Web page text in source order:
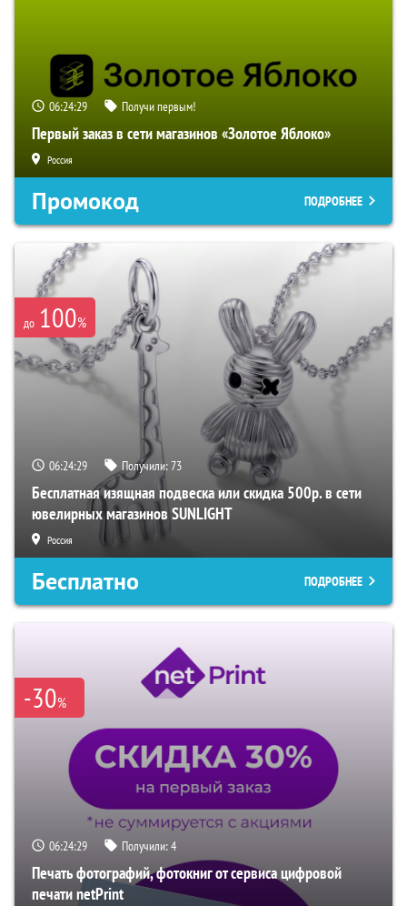
06:24:28 Получи первым!
Первый заказ в сети магазинов «Золотое Яблоко»
Россия
Промокод ПОДРОБНЕЕ
до 100%
06:24:28 Получили:73
Бесплатная изящная подвеска или скидка 500р. в сети
ювелирных магазинов SUNLIGHT
Россия
Бесплатно ПОДРОБНЕЕ
-30%
06:24:28 Получили:4
Печать фотографий, фотокниг от сервиса цифровой
печати netPrint